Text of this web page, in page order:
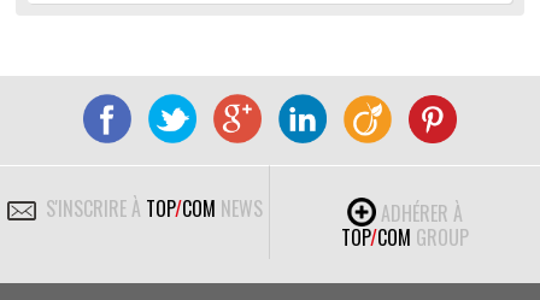
S'INSCRIRE À TOP/COM NEWS
ADHÉRER À
TOP/COM GROUP